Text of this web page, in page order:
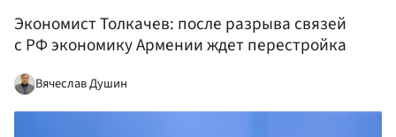
Экономист Толкачев: после разрыва связей
с РФ экономику Армении ждет перестройка
Вячеслав Душин